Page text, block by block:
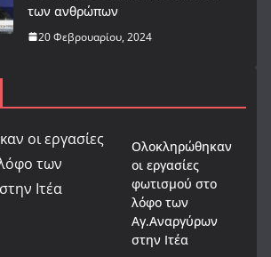
των ανθρώπων
20 Φεβρουαρίου, 2024
Ολοκληρώθηκαν
οι εργασίες
φωτισμού στο
λόφο των
Αγ.Αναργύρων
στην Ιτέα